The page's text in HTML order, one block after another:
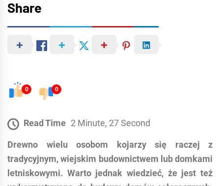
Share
0 0
Read Time 2 Minute, 27 Second
Drewno wielu osobom kojarzy się raczej z
tradycyjnym, wiejskim budownictwem lub domkami
letniskowymi. Warto jednak wiedzieć, że jest też